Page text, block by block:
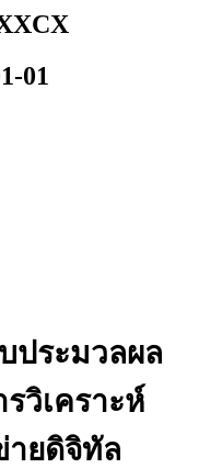
01
ประมวลผล
วิเคราะห์
ายดิจิทัล